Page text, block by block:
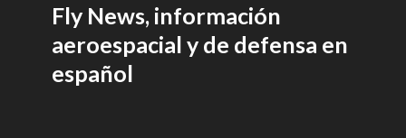
Fly News, información
aeroespacial y de defensa en
español